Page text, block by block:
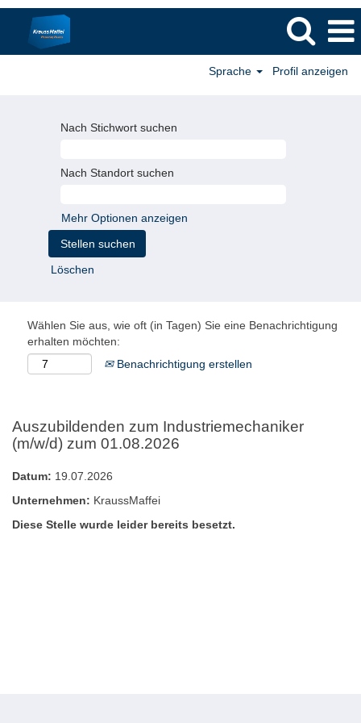
Sprache Profil anzeigen
Nach Stichwort suchen
Nach Standort suchen
Mehr Optionen anzeigen
Löschen
Wählen Sie aus, wie oft (in Tagen) Sie eine Benachrichtigung
erhalten möchten:
Benachrichtigung erstellen
Auszubildenden zum Industriemechaniker
(m/w/d) zum 01.08.2026
Datum: 19.07.2026
Unternehmen: KraussMaffei
Diese Stelle wurde leider bereits besetzt.